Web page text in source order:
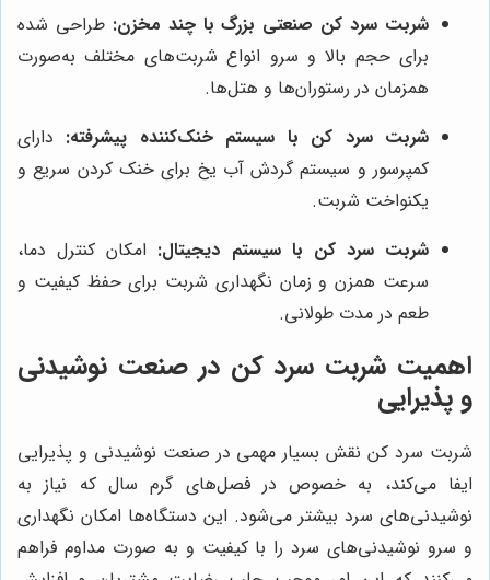
شربت سرد کن صنعتی بزرگ با چند مخزن: طراحی شده
برای حجم بالا و سرو انواع شربت‌های مختلف به‌صورت
همزمان در رستوران‌ها و هتل‌ها.
شربت سرد کن با سیستم خنک‌کننده پیشرفته: دارای
کمپرسور و سیستم گردش آب یخ برای خنک کردن سریع و
یکنواخت شربت.
شربت سرد کن با سیستم دیجیتال: امکان کنترل دما،
سرعت همزن و زمان نگهداری شربت برای حفظ کیفیت و
طعم در مدت طولانی.
اهمیت شربت سرد کن در صنعت نوشیدنی
و پذیرایی
شربت سرد کن نقش بسیار مهمی در صنعت نوشیدنی و پذیرایی
ایفا می‌کند، به خصوص در فصل‌های گرم سال که نیاز به
نوشیدنی‌های سرد بیشتر می‌شود. این دستگاه‌ها امکان نگهداری
و سرو نوشیدنی‌های سرد را با کیفیت و به صورت مداوم فراهم